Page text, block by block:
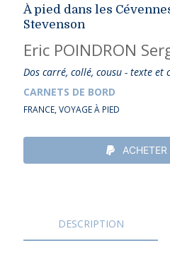
À pied dans les
Stevenson
Eric POINDRON
Dos carré, collé, cousu - texte
CARNETS DE BORD
FRANCE, VOYAGE À PIED
ACHETER
DESCRIPTION